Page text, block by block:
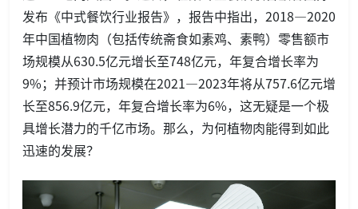
发布《中式餐饮行业报告》，报告中指出，2018—2020
年中国植物肉（包括传统斋食如素鸡、素鸭）零售额市
场规模从630.5亿元增长至748亿元，年复合增长率为
9%；并预计市场规模在2021—2023年将从757.6亿元增
长至856.9亿元，年复合增长率为6%，这无疑是一个极
具增长潜力的千亿市场。那么，为何植物肉能得到如此
迅速的发展？